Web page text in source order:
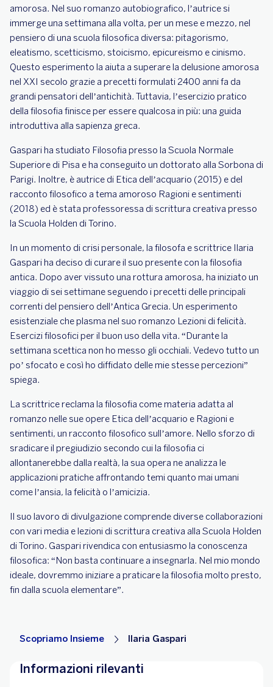
amorosa. Nel suo romanzo autobiografico, l’autrice si
immerge una settimana alla volta, per un mese e mezzo, nel
pensiero di una scuola filosofica diversa: pitagorismo,
eleatismo, scetticismo, stoicismo, epicureismo e cinismo.
Questo esperimento la aiuta a superare la delusione amorosa
nel XXI secolo grazie a precetti formulati 2400 anni fa da
grandi pensatori dell’antichità. Tuttavia, l’esercizio pratico
della filosofia finisce per essere qualcosa in più: una guida
introduttiva alla sapienza greca.
Gaspari ha studiato Filosofia presso la Scuola Normale
Superiore di Pisa e ha conseguito un dottorato alla Sorbona di
Parigi. Inoltre, è autrice di Etica dell’acquario (2015) e del
racconto filosofico a tema amoroso Ragioni e sentimenti
(2018) ed è stata professoressa di scrittura creativa presso
la Scuola Holden di Torino.
In un momento di crisi personale, la filosofa e scrittrice Ilaria
Gaspari ha deciso di curare il suo presente con la filosofia
antica. Dopo aver vissuto una rottura amorosa, ha iniziato un
viaggio di sei settimane seguendo i precetti delle principali
correnti del pensiero dell’Antica Grecia. Un esperimento
esistenziale che plasma nel suo romanzo Lezioni di felicità.
Esercizi filosofici per il buon uso della vita. “Durante la
settimana scettica non ho messo gli occhiali. Vedevo tutto un
po’ sfocato e così ho diffidato delle mie stesse percezioni”
spiega.
La scrittrice reclama la filosofia come materia adatta al
romanzo nelle sue opere Etica dell’acquario e Ragioni e
sentimenti, un racconto filosofico sull’amore. Nello sforzo di
sradicare il pregiudizio secondo cui la filosofia ci
allontanerebbe dalla realtà, la sua opera ne analizza le
applicazioni pratiche affrontando temi quanto mai umani
come l’ansia, la felicità o l’amicizia.
Il suo lavoro di divulgazione comprende diverse collaborazioni
con vari media e lezioni di scrittura creativa alla Scuola Holden
di Torino. Gaspari rivendica con entusiasmo la conoscenza
filosofica: “Non basta continuare a insegnarla. Nel mio mondo
ideale, dovremmo iniziare a praticare la filosofia molto presto,
fin dalla scuola elementare”.
Scopriamo Insieme Ilaria Gaspari
Informazioni rilevanti